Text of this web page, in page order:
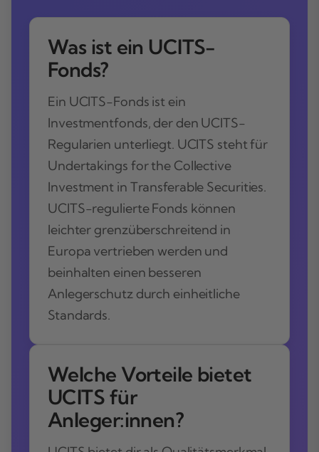
Was ist ein UCITS-
Fonds?
Ein UCITS-Fonds ist ein
Investmentfonds, der den UCITS-
Regularien unterliegt. UCITS steht für
Undertakings for the Collective
Investment in Transferable Securities.
UCITS-regulierte Fonds können
leichter grenzüberschreitend in
Europa vertrieben werden und
beinhalten einen besseren
Anlegerschutz durch einheitliche
Standards.
Welche Vorteile bietet
UCITS für
Anleger:innen?